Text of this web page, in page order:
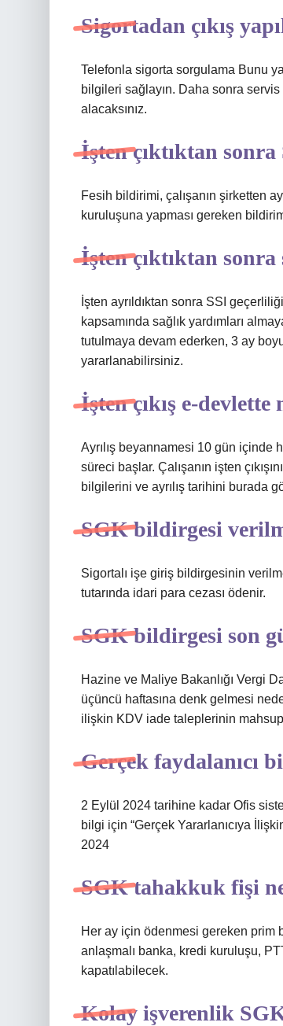
Sigortadan çıkış
Telefonla sigorta sorgulama Bunu
bilgileri sağlayın. Daha sonra
alacaksınız.
İşten çıktıktan
Fesih bildirimi, çalışanın şirketten
kuruluşuna yapması gereken
İşten çıktıktan
İşten ayrıldıktan sonra SSI
kapsamında sağlık yardımları
tutulmaya devam ederken, 3 ay
yararlanabilirsiniz.
İşten çıkış e-
Ayrılış beyannamesi 10 gün içinde
süreci başlar. Çalışanın işten
bilgilerini ve ayrılış tarihini burada
SGK bildirgesi
Sigortalı işe giriş bildirgesinin
tutarında idari para cezası ödenir.
SGK bildirgesi son
Hazine ve Maliye Bakanlığı Vergi
üçüncü haftasına denk gelmesi
ilişkin KDV iade taleplerinin
Gerçek faydalanıcı
2 Eylül 2024 tarihine kadar Ofis
bilgi için “Gerçek Yararlanıcıya
2024
SGK tahakkuk fişi
Her ay için ödenmesi gereken prim
anlaşmalı banka, kredi kuruluşu,
kapatılabilecek.
Kolay işverenlik SGK